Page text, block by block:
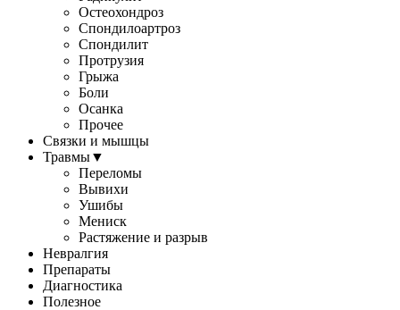
Остеохондроз
Спондилоартроз
Спондилит
Протрузия
Грыжа
Боли
Осанка
Прочее
Связки и мышцы
Травмы▼
Переломы
Вывихи
Ушибы
Мениск
Растяжение и разрыв
Невралгия
Препараты
Диагностика
Полезное